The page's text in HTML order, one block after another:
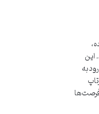
این
به
فرصت‌ها